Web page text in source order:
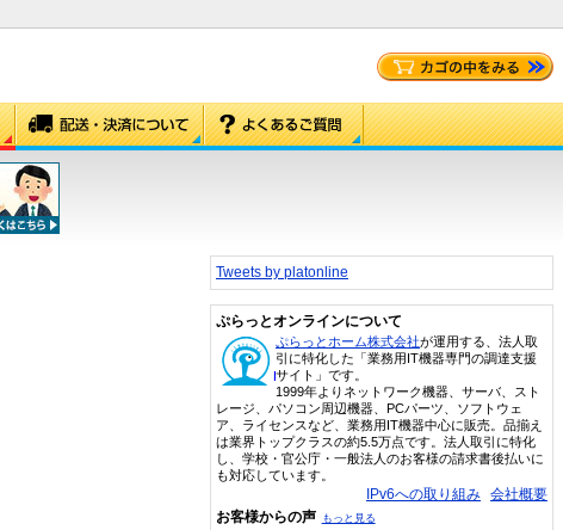
Tweets by platonline
ぷらっとオンラインについて
ぷらっとホーム株式会社が運用する、法人取
引に特化した「業務用IT機器専門の調達支援
サイト」です。
1999年よりネットワーク機器、サーバ、スト
レージ、パソコン周辺機器、PCパーツ、ソフトウェ
ア、ライセンスなど、業務用IT機器中心に販売。品揃え
は業界トップクラスの約5.5万点です。法人取引に特化
し、学校・官公庁・一般法人のお客様の請求書後払いに
も対応しています。
IPv6への取り組み 会社概要
お客様からの声 もっと見る